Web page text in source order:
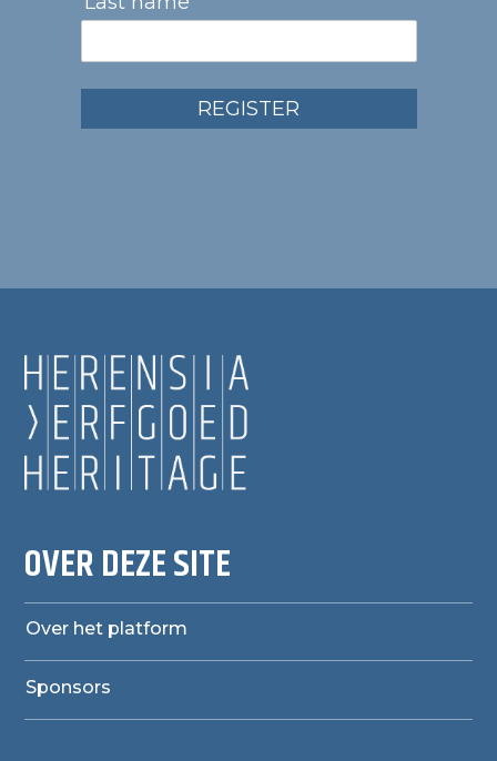
REGISTER
OVER DEZE SITE
Over het platform
Sponsors